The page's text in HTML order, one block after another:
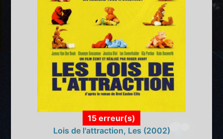
15 erreur(s)
Lois de l'attraction, Les (2002)